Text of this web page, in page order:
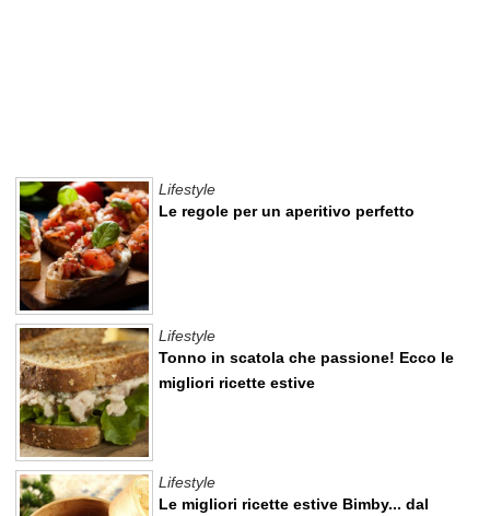
Le regole per un aperitivo perfetto
Lifestyle
Tonno in scatola che passione! Ecco le
migliori ricette estive
Lifestyle
Le migliori ricette estive Bimby... dal
Lifestyle